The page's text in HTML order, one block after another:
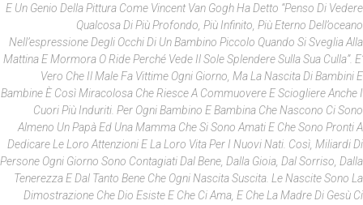
E Un Genio Della Pittura Come Vincent Van Gogh Ha Detto “penso Di Vedere
Qualcosa Di Più Profondo, Più Infinito, Più Eterno Dell’oceano
Nell’espressione Degli Occhi Di Un Bambino Piccolo Quando Si Sveglia Alla
Mattina E Mormora O Ride Perché Vede Il Sole Splendere Sulla Sua Culla”. E’
Vero Che Il Male Fa Vittime Ogni Giorno, Ma La Nascita Di Bambini E
Bambine È Così Miracolosa Che Riesce A Commuovere E Sciogliere Anche I
Cuori Più Induriti. Per Ogni Bambino E Bambina Che Nascono Ci Sono
Almeno Un Papà Ed Una Mamma Che Si Sono Amati E Che Sono Pronti A
Dedicare Le Loro Attenzioni E La Loro Vita Per I Nuovi Nati. Così, Miliardi Di
Persone Ogni Giorno Sono Contagiati Dal Bene, Dalla Gioia, Dal Sorriso, Dalla
Tenerezza E Dal Tanto Bene Che Ogni Nascita Suscita. Le Nascite Sono La
Dimostrazione Che Dio Esiste E Che Ci Ama, E Che La Madre Di Gesù Ci